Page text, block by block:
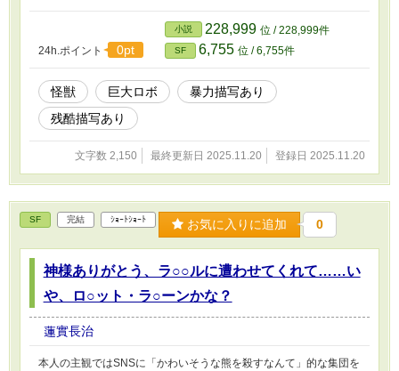
ったにも関わらず、このような構成・スタイルが作者のメンタルな
どに予想外の悪影響を及ぼした場合は、あらすじ欄にて通知の上、
執筆を中止する場合も有ります。 そこは、現実に似ているが「災
獣」と呼ばれる生物ともロボットともつかぬ「何か」によって平和
が脅かされている平行世界の地球。 だが、その世界の日本では、
決戦用人型巨兵「アルティマ・ネクサス」が開発され、巨大災獣ど
もを次々と撃退し続けてきた。 そして、世界各国に量産型「アル
ティマ・ネクサス」を輸出し、人類が巨大災獣どもの脅威から救わ
府は、それに待ったをかけてしまう。 日本と人類を救う為に、ク
としても、法や政府や世論に従うべきなのか？ 果たして、巨兵を
駆る戦士達の決断は……？ そして……余りにも人類の事を知り尽
くしているとしか思えない「災獣を送り込んで来ている何者か」の
正体は、一体全体、何なのか？ そもそも、アルティマ・ネクサス
を生み出した超技術は、どこから湧いて出たのか？ 更に「敵」の
罠に、まんまとハマったマヌケは、本当はどこの誰なのか？ 「な
ろう」「カクヨム」「アルファポリス」「Novel Days」「ノベル
アップ+」「Tales」に同じモノを投稿しています。 実際に起きた
「わざと大真面目なフリをして不謹慎ギャグを言ってる」風に描写
する可能性が有りますので、苦手な方は御注意下さい。
24h.ポイント 0pt
小説 228,999 位 / 228,999件
SF 6,755 位 / 6,755件
怪獣 巨大ロボ
暴力描写あり
残酷描写あり
文字数 2,150 最終更新日 2025.11.20 登録日 2025.11.20
SF 完結 ｼｮｰﾄｼｮｰﾄ お気に入りに追加 0
神様ありがとう、ラ○○ルに遭わせてくれて……い
や、ロ○ット・ラ○ーンかな？
蓮實長治
本人の主観ではSNSに「かわいそうな熊を殺すなんて」的な集団を